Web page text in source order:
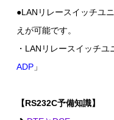
●LANリレースイッチユ
えが可能です。
・LANリレースイッチユ
ADP」
【RS232C予備知識】